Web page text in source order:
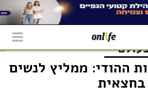
ההודי: ממליץ לנשים
בחצאית